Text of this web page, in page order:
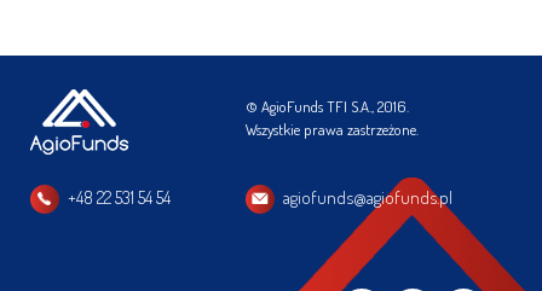
© AgioFunds TFI S.A., 2016.
Wszystkie prawa zastrzeżone.
+48 22 531 54 54 agiofunds@agiofunds.pl